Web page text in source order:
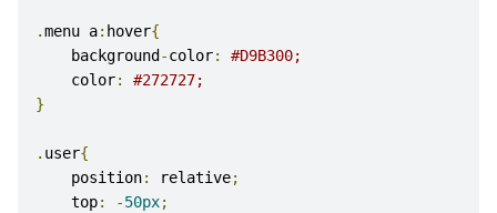
.menu a: hover{
    background
-color:
#D9B300;
    color
:
#272727;
}
. user{
    position
: relative;
    top
: -50px;